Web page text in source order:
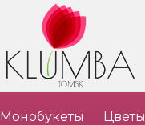
Монобукеты Цветы